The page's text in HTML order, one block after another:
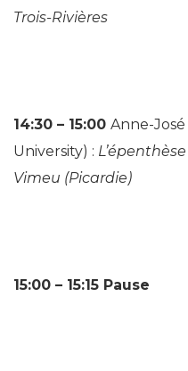
Trois-Rivières
14:30 – 15:00 Anne-
University) :
Vimeu (Picardie)
15:00 – 15:15 Pause